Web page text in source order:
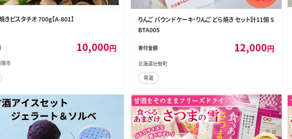
きピスタチオ 700g【A-801】
10,000円
市
りんご パウンドケーキ・りんご どら焼き セット計11個 S
BTA005
寄付金額 12,000円
北海道壮瞥町
常温